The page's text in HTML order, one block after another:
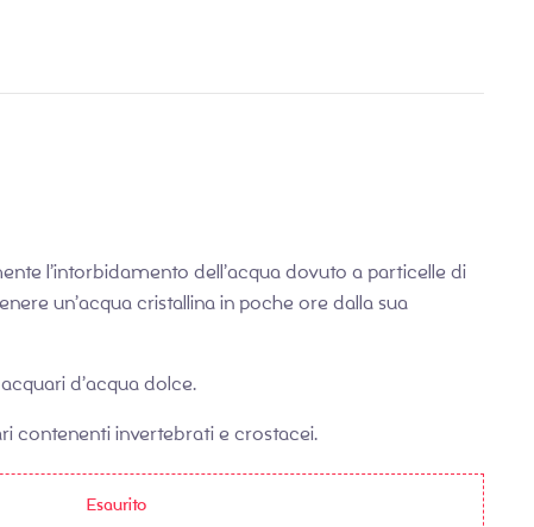
l’intorbidamento dell’acqua dovuto a particelle di
un’acqua cristallina in poche ore dalla sua
d’acqua dolce.
contenenti invertebrati e crostacei.
Esaurito